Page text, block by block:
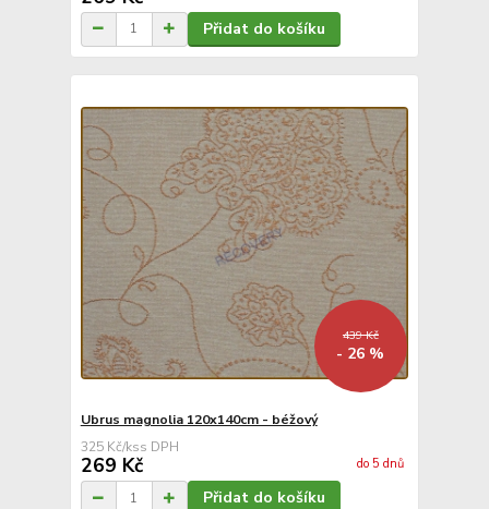
Přidat do košíku
439 Kč
- 26 %
Ubrus magnolia 120x140cm - béžový
325 Kč/ks
269 Kč do 5 dnů
Přidat do košíku